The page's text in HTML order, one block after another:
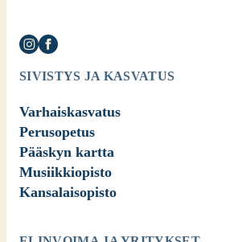
SIVISTYS JA KASVATUS
Varhaiskasvatus
Perusopetus
Pääskyn kartta
Musiikkiopisto
Kansalaisopisto